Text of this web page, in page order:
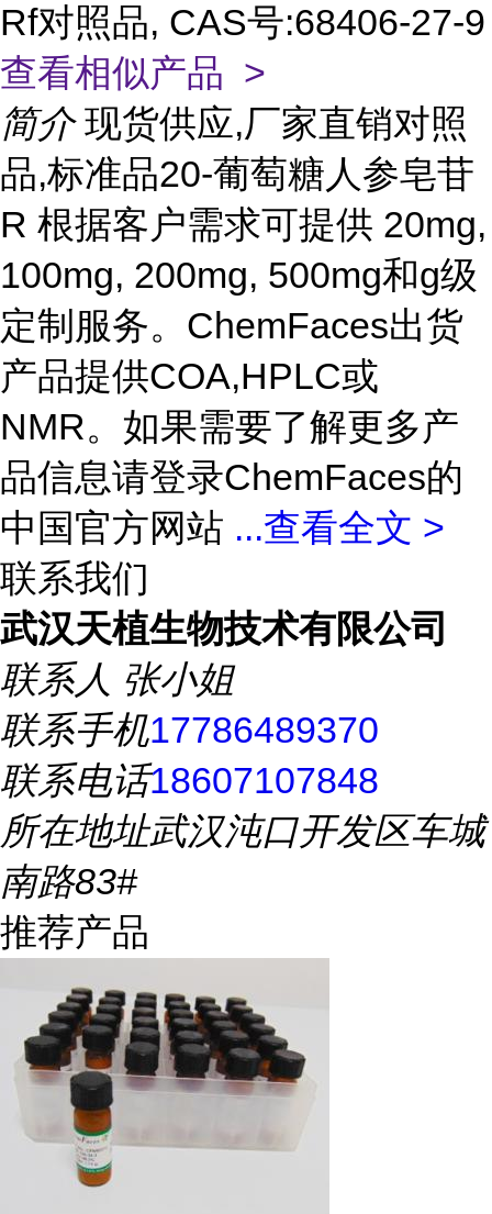
Rf对照品, CAS号:68406-27-9
查看相似产品 >
简介 现货供应,厂家直销对照
品,标准品20-葡萄糖人参皂苷
R 根据客户需求可提供 20mg,
100mg, 200mg, 500mg和g级
定制服务。ChemFaces出货
产品提供COA,HPLC或
NMR。如果需要了解更多产
品信息请登录ChemFaces的
中国官方网站 ...查看全文 >
联系我们
武汉天植生物技术有限公司
联系人 张小姐
联系手机17786489370
联系电话18607107848
所在地址武汉沌口开发区车城
南路83#
推荐产品